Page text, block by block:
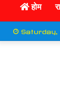
होम
Saturday,